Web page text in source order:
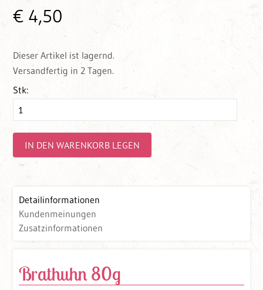
€ 4,50
Dieser Artikel ist lagernd.
Versandfertig in 2 Tagen.
Stk:
IN DEN WARENKORB LEGEN
Detailinformationen
Kundenmeinungen
Zusatzinformationen
Brathuhn 80g